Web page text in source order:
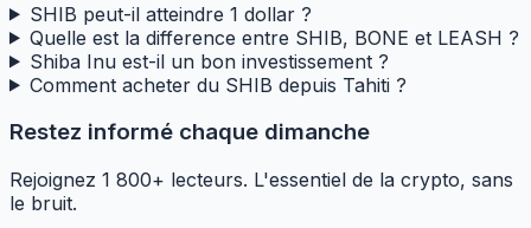
SHIB peut-il atteindre 1 dollar ?
Quelle est la difference entre SHIB, BONE et LEASH ?
Shiba Inu est-il un bon investissement ?
Comment acheter du SHIB depuis Tahiti ?
Restez informé chaque dimanche
Rejoignez 1 800+ lecteurs. L'essentiel de la crypto, sans
le bruit.